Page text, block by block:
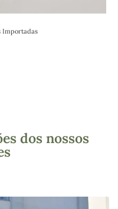
Importadas
dos nossos